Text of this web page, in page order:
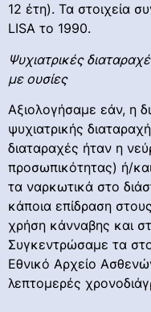
12 έτη). Τα στοιχεία
LISA το 1990.
Ψυχιατρικές
με ουσίες
Αξιολογήσαμε εάν, η
ψυχιατρικής
διαταραχές ήταν η
προσωπικότητας) ή/
τα ναρκωτικά στο
κάποια επίδραση
χρήση κάνναβης και
Συγκεντρώσαμε τα
Εθνικό Αρχείο
λεπτομερές